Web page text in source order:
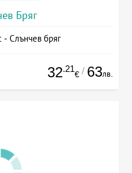
Бряг
- Слънчев бряг
32.21
€ / 63лв.